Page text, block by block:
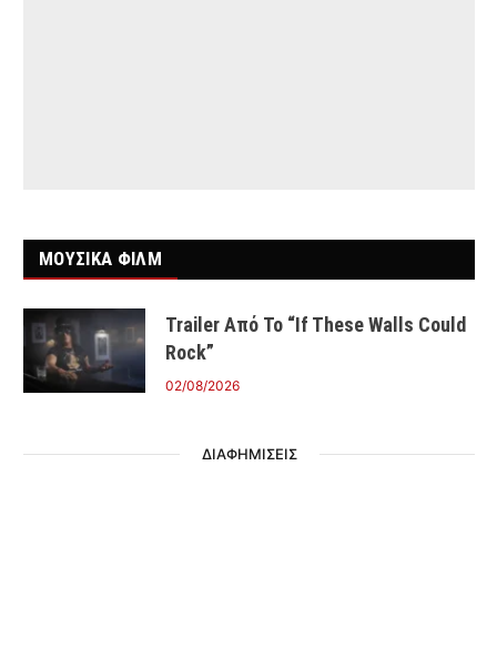
ΜΟΥΣΙΚΑ ΦΙΛΜ
Trailer Από Το “If These Walls Could
Rock”
02/08/2026
ΔΙΑΦΗΜΙΣΕΙΣ